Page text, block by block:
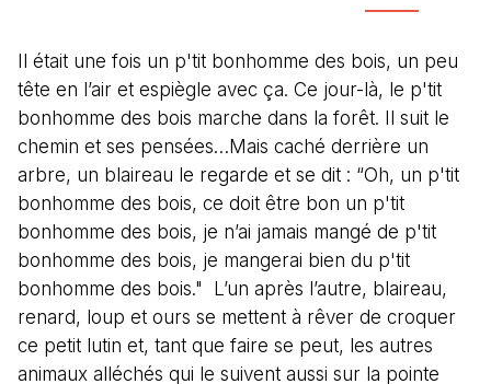
Il était une fois un p'tit bonhomme des bois, un peu
tête en l’air et espiègle avec ça. Ce jour-là, le p'tit
bonhomme des bois marche dans la forêt. Il suit le
chemin et ses pensées…Mais caché derrière un
arbre, un blaireau le regarde et se dit : “Oh, un p'tit
bonhomme des bois, ce doit être bon un p'tit
bonhomme des bois, je n’ai jamais mangé de p'tit
bonhomme des bois, je mangerai bien du p'tit
bonhomme des bois." L’un après l’autre, blaireau,
renard, loup et ours se mettent à rêver de croquer
ce petit lutin et, tant que faire se peut, les autres
animaux alléchés qui le suivent aussi sur la pointe